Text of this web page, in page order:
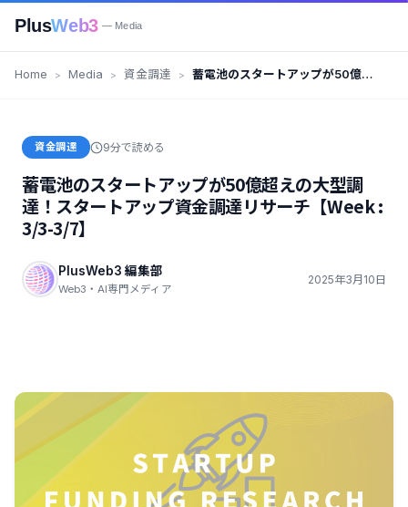
PlusWeb3 — Media
Home Media 資金調達
蓄電池のスタートアップが50億超
資金調達 9分で読める
蓄電池のスタートアップが50億超えの大型調
達！スタートアップ資金調達リサーチ【Week :
3/3-3/7】
PlusWeb3 編集部
Web3・AI専門メディア
2025年3月10日